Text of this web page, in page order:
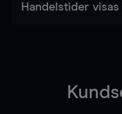
Handelstider